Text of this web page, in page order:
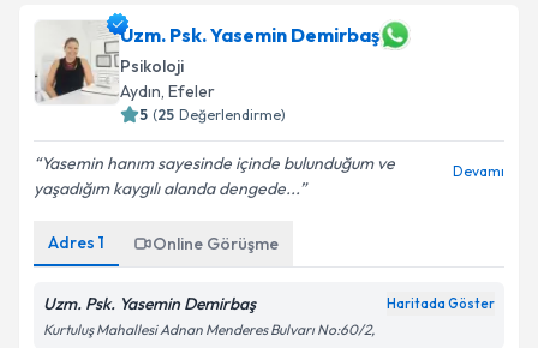
Uzm. Psk. Yasemin Demirbaş
Psikoloji
Aydın, Efeler
5 (25 Değerlendirme)
Yasemin hanım sayesinde içinde bulunduğum ve
yaşadığım kaygılı alanda dengede...
Devamı
Adres 1 Online Görüşme
Uzm. Psk. Yasemin Demirbaş Haritada Göster
Kurtuluş Mahallesi Adnan Menderes Bulvarı No:60/2,